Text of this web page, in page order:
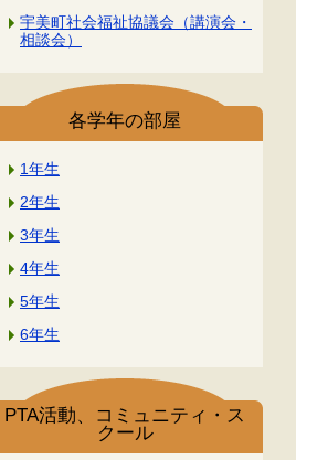
宇美町社会福祉協議会（講演会・
相談会）
各学年の部屋
1年生
2年生
3年生
4年生
5年生
6年生
PTA活動、コミュニティ・ス
クール